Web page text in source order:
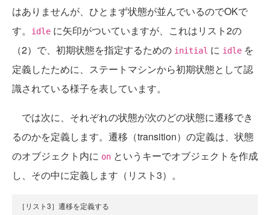
はありませんが、ひとまず状態が並んでいるのでOKで
す。
idle に矢印がついていますが、これはリスト2の
（2）で、初期状態を指定するための initial に idle を
定義したために、ステートマシンから初期状態として認
識されている様子を表しています。
では次に、それぞれの状態が次のどの状態に遷移でき
るのかを定義します。遷移（transition）の定義は、状態
のオブジェクト内に on というキーでオブジェクトを作成
し、その中に定義します（リスト3）。
［リスト3］遷移を定義する